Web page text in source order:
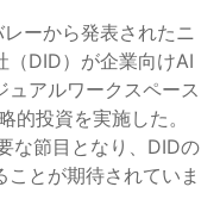
ーから発表されたニ
（DID）が企業向けAI
ュアルワークスペース
的投資を実施した。
な節目となり、DIDの
とが期待されていま